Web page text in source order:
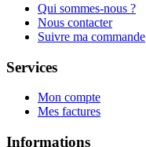
Qui sommes-nous ?
Nous contacter
Suivre ma commande
Services
Mon compte
Mes factures
Informations